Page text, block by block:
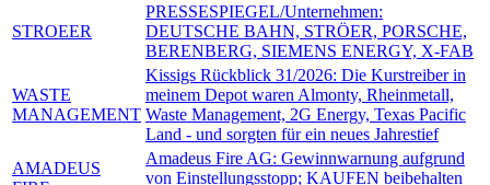
STROEER
PRESSESPIEGEL/Unternehmen:
DEUTSCHE BAHN, STRÖER, PORSCHE,
BERENBERG, SIEMENS ENERGY, X-FAB
WASTE
MANAGEMENT
Kissigs Rückblick 31/2026: Die Kurstreiber in
meinem Depot waren Almonty, Rheinmetall,
Waste Management, 2G Energy, Texas Pacific
Land - und sorgten für ein neues Jahrestief
AMADEUS
Amadeus Fire AG: Gewinnwarnung aufgrund
von Einstellungsstopp; KAUFEN beibehalten